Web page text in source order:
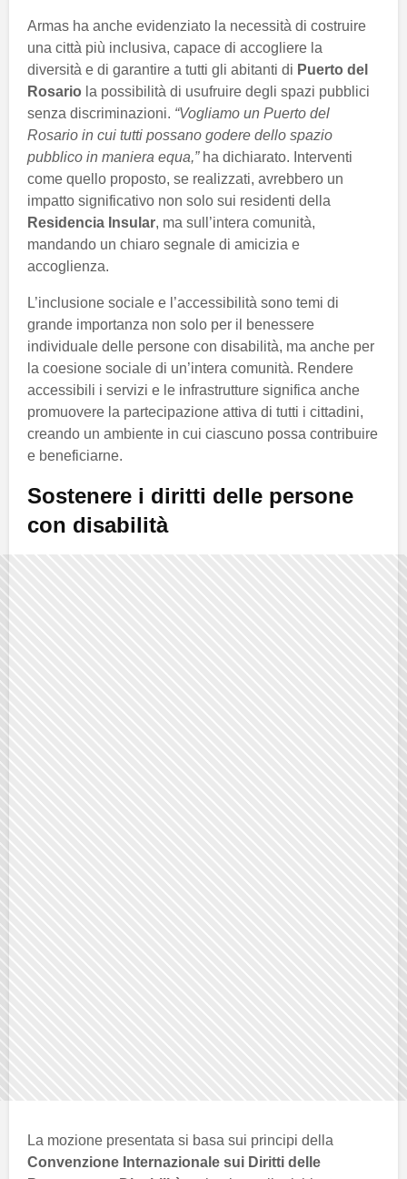
Armas ha anche evidenziato la necessità di costruire
una città più inclusiva, capace di accogliere la
diversità e di garantire a tutti gli abitanti di Puerto del
Rosario la possibilità di usufruire degli spazi pubblici
senza discriminazioni. “Vogliamo un Puerto del
Rosario in cui tutti possano godere dello spazio
pubblico in maniera equa,”ha dichiarato. Interventi
come quello proposto, se realizzati, avrebbero un
impatto significativo non solo sui residenti della
Residencia Insular, ma sull’intera comunità,
mandando un chiaro segnale di amicizia e
accoglienza.
L’inclusione sociale e l’accessibilità sono temi di
grande importanza non solo per il benessere
individuale delle persone con disabilità, ma anche per
la coesione sociale di un’intera comunità. Rendere
accessibili i servizi e le infrastrutture significa anche
promuovere la partecipazione attiva di tutti i cittadini,
creando un ambiente in cui ciascuno possa contribuire
e beneficiarne.
Sostenere i diritti delle persone
con disabilità
La mozione presentata si basa sui principi della
Convenzione Internazionale sui Diritti delle